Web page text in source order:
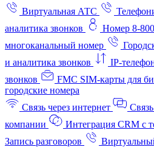
Виртуальная АТС
аналитика звонков
Номер 8-800
многоканальный номер
и аналитика звонков
IP-
звонков
FMC SIM-карты для
городские номера
Связь через интернет
компании
Интеграция CRM с
Запись разговоров